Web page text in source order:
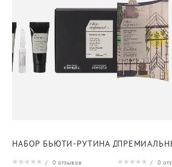
НАБОР БЬЮТИ-РУТИНА ДЛЯ ЛИЦА
/ 0 отзывов / 0